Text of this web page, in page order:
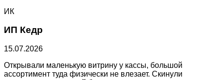
ИК
ИП Кедр
15.07.2026
Открывали маленькую витрину у кассы, большой
ассортимент туда физически не влезает. Скинули